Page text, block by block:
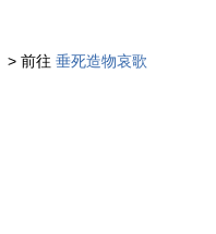
> 前往 垂死造物哀歌